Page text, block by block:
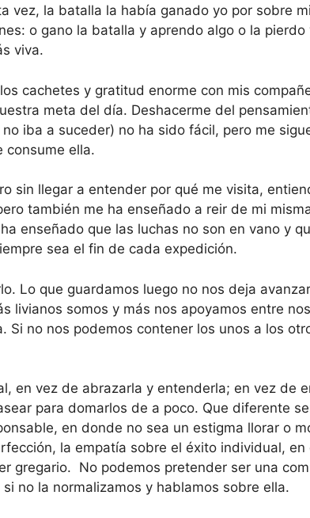
vez, la batalla la había ganado yo por sobre
o gano la batalla y aprendo algo o la pierdo
viva.
cachetes y gratitud enorme con mis
meta del día. Deshacerme del
iba a suceder) no ha sido fácil, pero me
consume ella.
sin llegar a entender por qué me visita,
también me ha enseñado a reir de mi
enseñado que las luchas no son en vano y
sea el fin de cada expedición.
Lo que guardamos luego no nos deja
livianos somos y más nos apoyamos entre
Si no nos podemos contener los unos a los
en vez de abrazarla y entenderla; en vez de
para domarlos de a poco. Que diferente
en donde no sea un estigma llorar o
la empatía sobre el éxito individual,
gregario. No podemos pretender ser una
no la normalizamos y hablamos sobre ella.